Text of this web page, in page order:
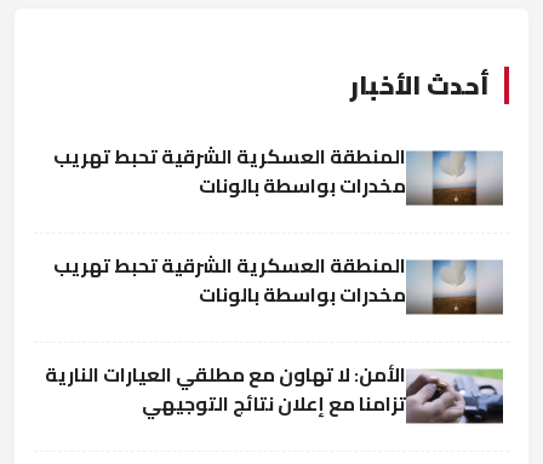
أحدث الأخبار
المنطقة العسكرية الشرقية تحبط تهريب
مخدرات بواسطة بالونات
المنطقة العسكرية الشرقية تحبط تهريب
مخدرات بواسطة بالونات
الأمن: لا تهاون مع مطلقي العيارات النارية
تزامنا مع إعلان نتائج التوجيهي